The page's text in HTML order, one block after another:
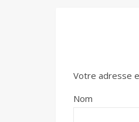
Votre adresse
Nom